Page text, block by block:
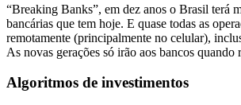
“Breaking Banks”, em dez anos o Brasil terá
bancárias que tem hoje. E quase todas as
remotamente (principalmente no celular),
As novas gerações só irão aos bancos quando
Algoritmos de investimentos